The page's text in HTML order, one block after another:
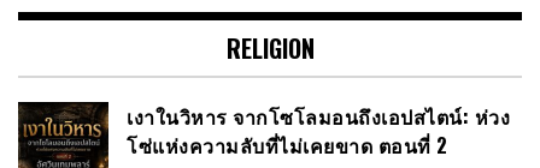
RELIGION
เงาในวิหาร จากโซโลมอนถึงเอปสไตน์: ห่วง
โซ่แห่งความลับที่ไม่เคยขาด ตอนที่ 2